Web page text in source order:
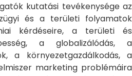
kutatási tevékenysége az
és a területi folyamatok
kérdéseire, a területi és
a globalizálódás, a
a környezetgazdálkodás, a
marketing problémáira